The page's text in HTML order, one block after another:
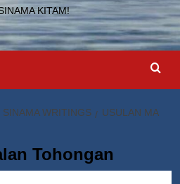
KITAM!
SINAMA WRITINGS
USULAN MA
Tohongan